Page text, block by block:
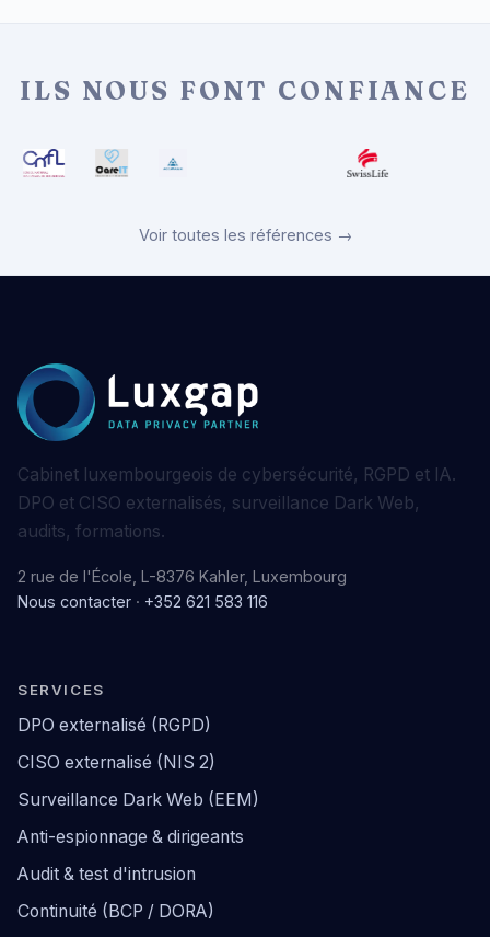
ILS NOUS FONT CONFIANCE
Voir toutes les références →
Cabinet luxembourgeois de cybersécurité, RGPD et IA.
DPO et CISO externalisés, surveillance Dark Web,
audits, formations.
2 rue de l'École, L-8376 Kahler, Luxembourg
Nous contacter · +352 621 583 116
SERVICES
DPO externalisé (RGPD)
CISO externalisé (NIS 2)
Surveillance Dark Web (EEM)
Anti-espionnage & dirigeants
Audit & test d'intrusion
Continuité (BCP / DORA)